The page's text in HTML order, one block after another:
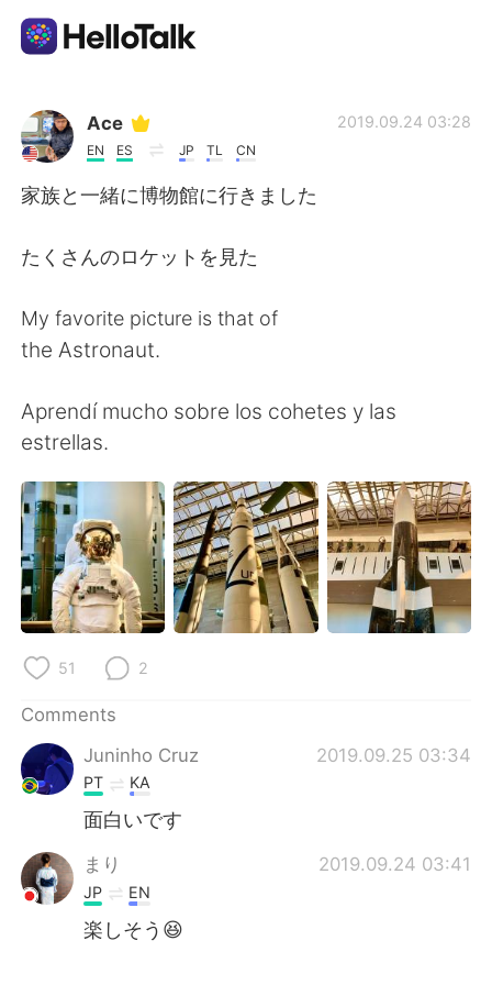
Language Exchange App
AI Grammar Checker
Français
日本語 한국어
Русский ไทย
Indonesia Italiano
Türkçe
Português
Ace
EN ES JP TL CN
2019.09.24 03:28
家族と一緒に博物館に行きました
たくさんのロケットを見た
My favorite picture is that of
the Astronaut.
Aprendí mucho sobre los cohetes y las
estrellas.
51 2
Comments
Juninho Cruz
2019.09.25 03:34
PT KA
面白いです
まり 2019.09.24 03:41
JP EN
楽しそう😆